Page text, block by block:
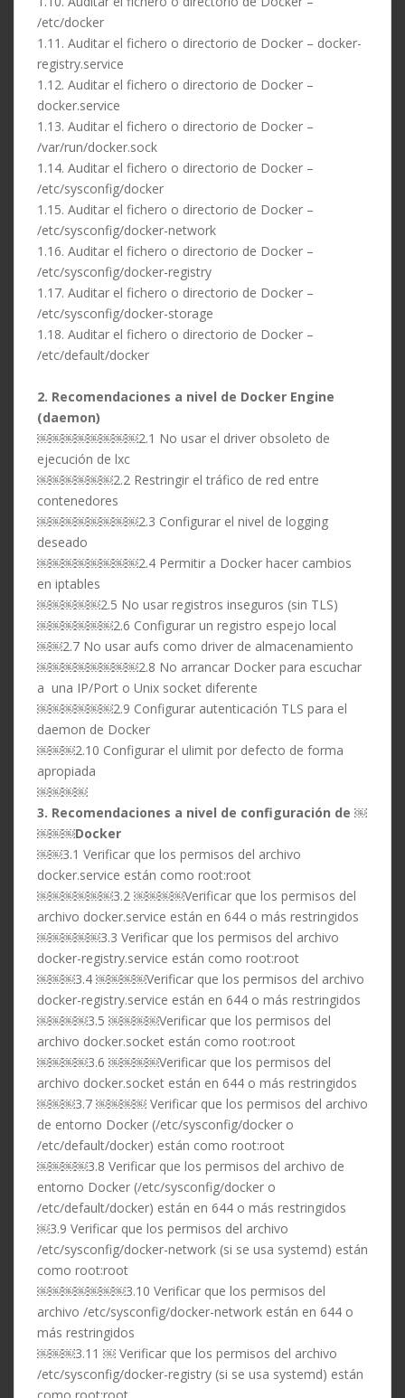
/etc/docker
1.11. Auditar el fichero o directorio de Docker – docker-
registry.service
1.12. Auditar el fichero o directorio de Docker –
docker.service
1.13. Auditar el fichero o directorio de Docker –
/var/run/docker.sock
1.14. Auditar el fichero o directorio de Docker –
/etc/sysconfig/docker
1.15. Auditar el fichero o directorio de Docker –
/etc/sysconfig/docker-network
1.16. Auditar el fichero o directorio de Docker –
/etc/sysconfig/docker-registry
1.17. Auditar el fichero o directorio de Docker –
/etc/sysconfig/docker-storage
1.18. Auditar el fichero o directorio de Docker –
/etc/default/docker
2. Recomendaciones a nivel de Docker Engine
(daemon)
￼￼￼￼￼￼￼￼2.1 No usar el driver obsoleto de
ejecución de lxc
￼￼￼￼￼￼2.2 Restringir el tráfico de red entre
contenedores
￼￼￼￼￼￼￼￼2.3 Configurar el nivel de logging
deseado
￼￼￼￼￼￼￼￼2.4 Permitir a Docker hacer cambios
en iptables
￼￼￼￼￼2.5 No usar registros inseguros (sin TLS)
￼￼￼￼￼￼2.6 Configurar un registro espejo local
￼￼2.7 No usar aufs como driver de almacenamiento
￼￼￼￼￼￼￼￼2.8 No arrancar Docker para escuchar
a una IP/Port o Unix socket diferente
￼￼￼￼￼￼2.9 Configurar autenticación TLS para el
daemon de Docker
￼￼￼2.10 Configurar el ulimit por defecto de forma
apropiada
￼￼￼￼
3. Recomendaciones a nivel de configuración de ￼
￼￼￼Docker
￼￼3.1 Verificar que los permisos del archivo
docker.service están como root:root
￼￼￼￼￼￼3.2 ￼￼￼￼Verificar que los permisos del
archivo docker.service están en 644 o más restringidos
￼￼￼￼￼3.3 Verificar que los permisos del archivo
docker-registry.service están como root:root
￼￼￼3.4 ￼￼￼￼Verificar que los permisos del archivo
docker-registry.service están en 644 o más restringidos
￼￼￼￼3.5 ￼￼￼￼Verificar que los permisos del
archivo docker.socket están como root:root
￼￼￼￼3.6 ￼￼￼￼Verificar que los permisos del
archivo docker.socket están en 644 o más restringidos
￼￼￼3.7 ￼￼￼￼ Verificar que los permisos del archivo
de entorno Docker (/etc/sysconfig/docker o
/etc/default/docker) están como root:root
￼￼￼￼3.8 Verificar que los permisos del archivo de
entorno Docker (/etc/sysconfig/docker o
/etc/default/docker) están en 644 o más restringidos
￼3.9 Verificar que los permisos del archivo
/etc/sysconfig/docker-network (si se usa systemd) están
como root:root
￼￼￼￼￼￼￼3.10 Verificar que los permisos del
archivo /etc/sysconfig/docker-network están en 644 o
más restringidos
￼￼￼3.11 ￼ Verificar que los permisos del archivo
/etc/sysconfig/docker-registry (si se usa systemd) están